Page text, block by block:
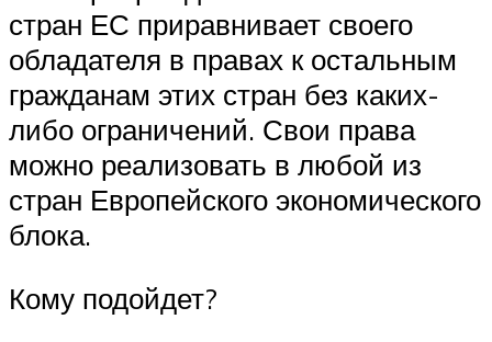
стран ЕС приравнивает своего
обладателя в правах к остальным
гражданам этих стран без каких-
либо ограничений. Свои права
можно реализовать в любой из
стран Европейского экономического
блока.
Кому подойдет?